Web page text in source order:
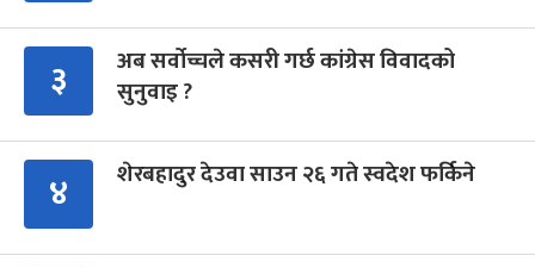
३
अब सर्वोच्चले कसरी गर्छ कांग्रेस विवादको
सुनुवाइ ?
४ शेरबहादुर देउवा साउन २६ गते स्वदेश फर्किने